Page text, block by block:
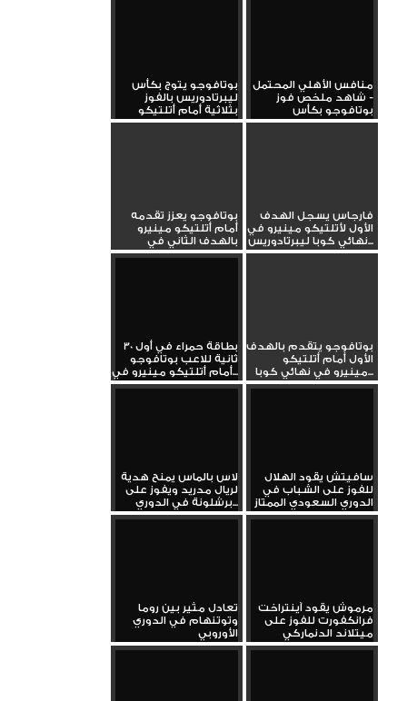
منافس الأهلي المحتمل
- شاهد ملخص فوز
بوتافوجو بكأس
ليبرتادوريس...
بوتافوجو يتوج بكأس
ليبرتادوريس بالفوز
بثلاثية أمام أتلتيكو
مينيرو
فارجاس يسجل الهدف
الأول لأتلتيكو مينيرو في
نهائي كوبا ليبرتادوريس...
بوتافوجو يعزز تقدمه
أمام أتلتيكو مينيرو
بالهدف الثاني في
نهائي...
بوتافوجو يتقدم بالهدف
الأول أمام أتلتيكو
مينيرو في نهائي كوبا...
بطاقة حمراء في أول 30
ثانية للاعب بوتافوجو
أمام أتلتيكو مينيرو في...
سافيتش يقود الهلال
للفوز على الشباب في
الدوري السعودي الممتاز
لاس بالماس يمنح هدية
لريال مدريد ويفوز على
برشلونة في الدوري...
مرموش يقود آينتراخت
فرانكفورت للفوز على
ميتلاند الدنماركي
تعادل مثير بين روما
وتوتنهام في الدوري
الأوروبي